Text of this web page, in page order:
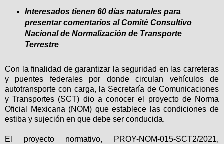
Interesados tienen 60 días naturales para
presentar comentarios al Comité Consultivo
Nacional de Normalización de Transporte
Terrestre
Con la finalidad de garantizar la seguridad en las carreteras
y puentes federales por donde circulan vehículos de
autotransporte con carga, la Secretaría de Comunicaciones
y Transportes (SCT) dio a conocer el proyecto de Norma
Oficial Mexicana (NOM) que establece las condiciones de
estiba y sujeción en que debe ser conducida.
El proyecto normativo, PROY-NOM-015-SCT2/2021,